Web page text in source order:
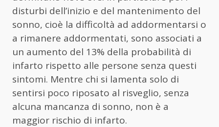
disturbi dell’inizio e del mantenimento del
sonno, cioè la difficoltà ad addormentarsi o
a rimanere addormentati, sono associati a
un aumento del 13% della probabilità di
infarto rispetto alle persone senza questi
sintomi. Mentre chi si lamenta solo di
sentirsi poco riposato al risveglio, senza
alcuna mancanza di sonno, non è a
maggior rischio di infarto.